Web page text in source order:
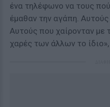
ένα τηλέφωνο να τους
έμαθαν την αγάπη.
Αυτούς που χαίρονταν με
χαρές των άλλων το